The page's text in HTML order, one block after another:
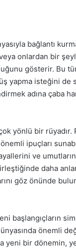
bağlantı
onlardan bir
gösterir. Bu
yapma isteğini de
adına çaba
yönlü bir rüyadır.
ipuçları
ve
daha
göz önünde
başlangıçların
önemli
yeni bir dönemin,